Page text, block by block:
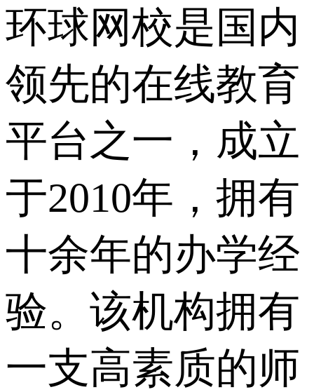
环球网校是国内
领先的在线教育
平台之一，成立
于2010年，拥有
十余年的办学经
验。该机构拥有
一支高素质的师